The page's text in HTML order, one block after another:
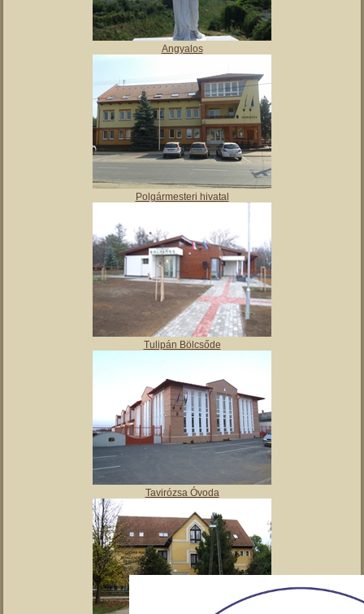
Vajai Ős-tó
Angyalos
Polgármesteri hivatal
Tulipán Bölcsőde